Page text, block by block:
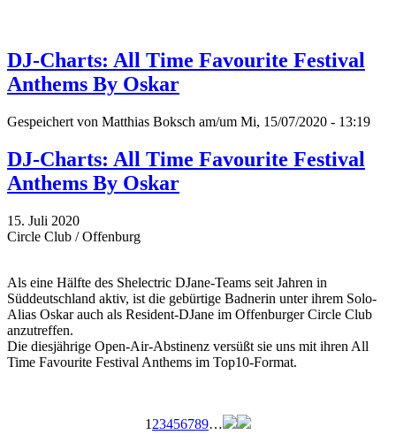
DJ-Charts: All Time Favourite Festival
Anthems By Oskar
Gespeichert von Matthias Boksch am/um Mi, 15/07/2020 - 13:19
DJ-Charts: All Time Favourite Festival
Anthems By Oskar
15. Juli 2020
Circle Club / Offenburg
Als eine Hälfte des Shelectric DJane-Teams seit Jahren in
Süddeutschland aktiv, ist die gebürtige Badnerin unter ihrem Solo-
Alias Oskar auch als Resident-DJane im Offenburger Circle Club
anzutreffen.
Die diesjährige Open-Air-Abstinenz versüßt sie uns mit ihren All
Time Favourite Festival Anthems im Top10-Format.
1 23456789…